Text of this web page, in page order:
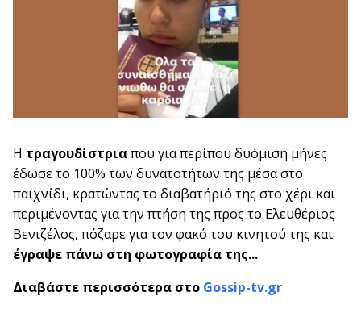
Η τραγουδίστριαπου για περίπου δυόμιση μήνες
έδωσε το 100% των δυνατοτήτων της μέσα στο
παιχνίδι, κρατώντας το διαβατήριό της στο χέρι και
περιμένοντας για την πτήση της προς το Ελευθέριος
Βενιζέλος, πόζαρε για τον φακό του κινητού της και
έγραψε πάνω στη φωτογραφία της...
Διαβάστε περισσότερα στο Gossip-tv.gr